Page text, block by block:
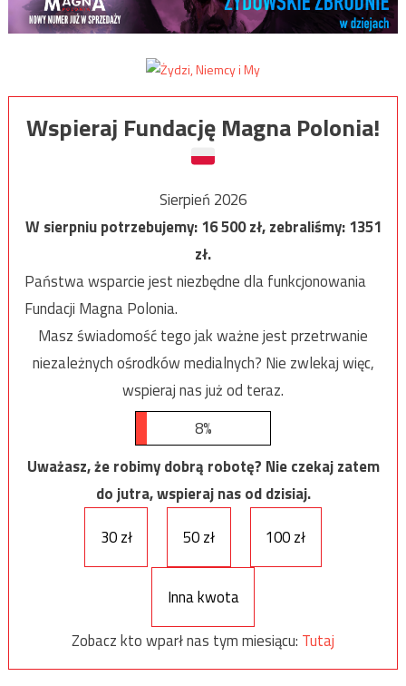
Wspieraj Fundację Magna Polonia!
Sierpień 2026
W sierpniu potrzebujemy:16 500zł, zebraliśmy:1351
zł.
Państwa wsparcie jest niezbędne dla funkcjonowania
Fundacji Magna Polonia.
Masz świadomość tego jak ważne jest przetrwanie
niezależnych ośrodków medialnych? Nie zwlekaj więc,
wspieraj nas już od teraz.
8%
Uważasz, że robimy dobrą robotę? Nie czekaj zatem
do jutra, wspieraj nas od dzisiaj.
30 zł
50 zł 100 zł
Inna kwota
Zobacz kto wparł nas tym miesiącu: Tutaj